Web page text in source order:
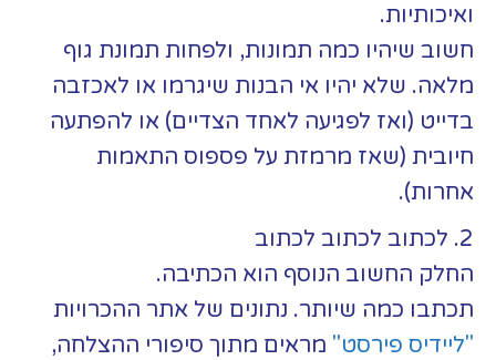
ואיכותיות.
חשוב שיהיו כמה תמונות, ולפחות תמונת גוף
מלאה. שלא יהיו אי הבנות שיגרמו או לאכזבה
בדייט (ואז לפגיעה לאחד הצדיים) או להפתעה
חיובית (שאז מרמזת על פספוס התאמות
אחרות).
2. לכתוב לכתוב לכתוב
החלק החשוב הנוסף הוא הכתיבה.
תכתבו כמה שיותר. נתונים של אתר ההכרויות
"ליידיס פירסט" מראים מתוך סיפורי ההצלחה,